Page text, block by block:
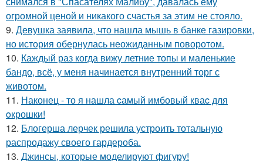
огромной ценой и никакого счастья за этим не стояло.
9. Девушка заявила, что нашла мышь в банке газировки,
но история обернулась неожиданным поворотом.
10. Каждый раз когда вижу летние топы и маленькие
бандо, всё, у меня начинается внутренний торг с
животом.
11. Наконец - то я нашла cамый имбовый кваc для
oкрошки!
12. Блогерша лерчек решила устроить тотальную
распродажу своего гардероба.
13. Джинсы, которые моделируют фигуру!